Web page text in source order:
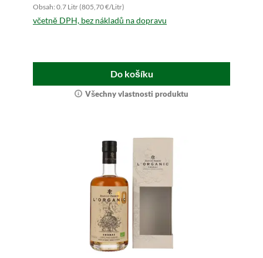
Obsah: 0.7 Litr (805,70 €/Litr)
včetně DPH, bez nákladů na dopravu
Do košíku
Všechny vlastnosti produktu